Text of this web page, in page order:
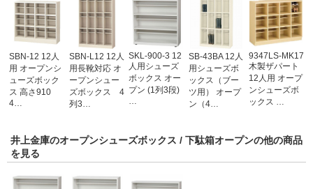
SBN-12 12人
用 オープンシ
ューズボック
ス 高さ910
4…
SBN-L12 12人
用長靴対応 オ
ープンシュー
ズボックス 4
列3…
SKL-900-3 12
人用シューズ
ボックス オー
プン (1列3段)
…
SB-43BA 12人
用シューズボ
ックス（ブー
ツ用） オープ
ン（4…
9347LS-MK17
木製ザパート
12人用 オープ
ンシューズボ
ックス …
井上金庫のオープンシューズボックス / 下駄箱オープンの他の商品
を見る